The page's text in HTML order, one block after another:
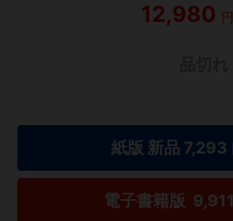
12,980 円
紙版 新品 7,293
電子書籍版 9,911